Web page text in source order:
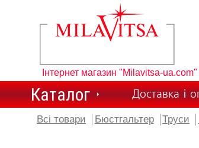
Інтернет магазин "Milavitsa-ua.com"
Каталог Доставка і
Всі товари Бюстгальтер Труси